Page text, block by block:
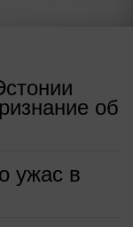
об
ужас в